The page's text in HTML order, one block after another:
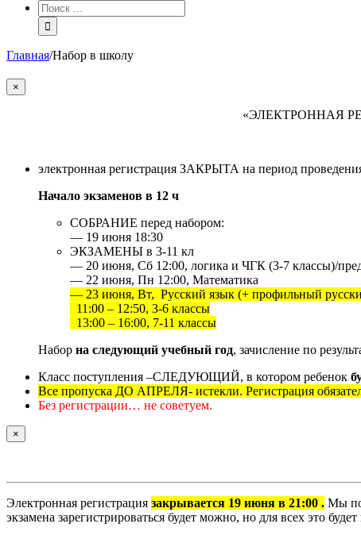
Главная/Набор в школу
×
«ЭЛЕКТРОННАЯ
электронная регистрация ЗАКРЫТА на период
Начало экзаменов в 12 ч
СОБРАНИЕ перед набором:
— 19 июня 18:30
ЭКЗАМЕНЫ в 3-11 кл
— 20 июня, Сб 12:00, логика и ЧГК (3-7 классы)/
— 22 июня, Пн 12:00, Математика
— 23 июня, Вт, Русский язык (+ профильный
11:00 – 12:50, 3-6 классы
13:00 – 16:00, 7-11 классы
Набор на следующий учебный год, зачисление по
Класс поступления –СЛЕДУЮЩИЙ, в котором ребенок
Все пропуска ДО АПРЕЛЯ- истекли. Регистрация
Без регистрации… не советуем.
×
Электронная регистрация закрывается 19 июня в 21:00 . Мы
экзамена зарегистрироваться будет можно, но для всех это будет